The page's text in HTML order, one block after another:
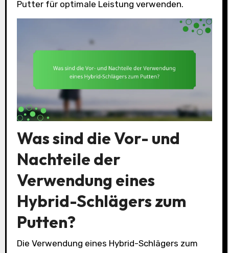
Putter für optimale Leistung verwenden.
Was sind die Vor- und
Nachteile der
Verwendung eines
Hybrid-Schlägers zum
Putten?
Die Verwendung eines Hybrid-Schlägers zum